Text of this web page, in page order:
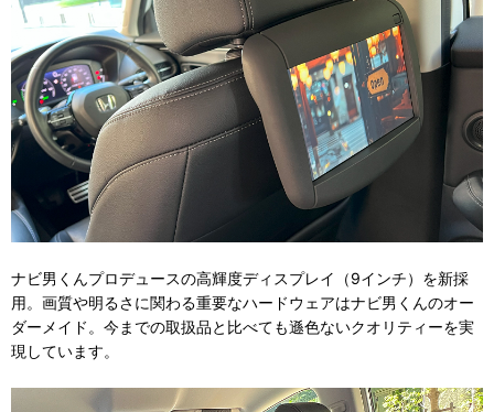
ナビ男くんプロデュースの高輝度ディスプレイ（9インチ）を新採
用。画質や明るさに関わる重要なハードウェアはナビ男くんのオー
ダーメイド。今までの取扱品と比べても遜色ないクオリティーを実
現しています。